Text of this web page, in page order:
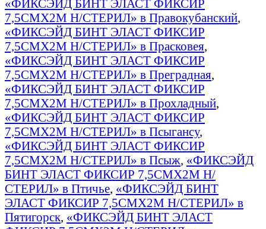
«ФИКСЭЙД БИНТ ЭЛАСТ ФИКСИР
7,5СМX2М Н/СТЕРИЛ» в Правокубанский,
«ФИКСЭЙД БИНТ ЭЛАСТ ФИКСИР
7,5СМX2М Н/СТЕРИЛ» в Прасковея,
«ФИКСЭЙД БИНТ ЭЛАСТ ФИКСИР
7,5СМX2М Н/СТЕРИЛ» в Преградная,
«ФИКСЭЙД БИНТ ЭЛАСТ ФИКСИР
7,5СМX2М Н/СТЕРИЛ» в Прохладный,
«ФИКСЭЙД БИНТ ЭЛАСТ ФИКСИР
7,5СМX2М Н/СТЕРИЛ» в Псыгансу,
«ФИКСЭЙД БИНТ ЭЛАСТ ФИКСИР
7,5СМX2М Н/СТЕРИЛ» в Псыж, «ФИКСЭЙД
БИНТ ЭЛАСТ ФИКСИР 7,5СМX2М Н/
СТЕРИЛ» в Птичье, «ФИКСЭЙД БИНТ
ЭЛАСТ ФИКСИР 7,5СМX2М Н/СТЕРИЛ» в
Пятигорск, «ФИКСЭЙД БИНТ ЭЛАСТ